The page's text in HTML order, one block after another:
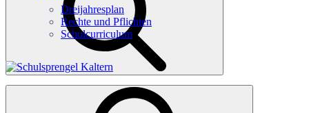
Dreijahresplan
Rechte und Pflichten
Schulcurriculum
Häufige Suchanfragen